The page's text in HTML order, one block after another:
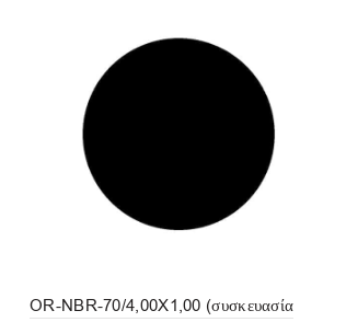
OR-NBR-70/4,00X1,00 (συσκευασία